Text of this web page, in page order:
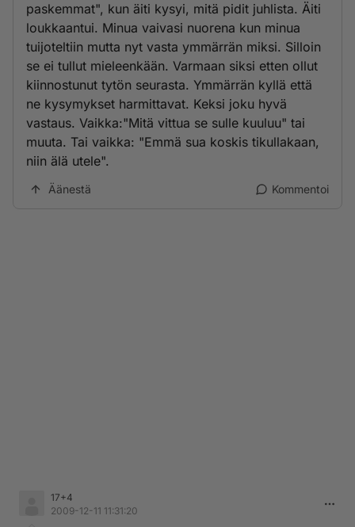
paskemmat", kun äiti kysyi, mitä pidit juhlista. Äiti
loukkaantui. Minua vaivasi nuorena kun minua
tuijoteltiin mutta nyt vasta ymmärrän miksi. Silloin
se ei tullut mieleenkään. Varmaan siksi etten ollut
kiinnostunut tytön seurasta. Ymmärrän kyllä että
ne kysymykset harmittavat. Keksi joku hyvä
vastaus. Vaikka:"Mitä vittua se sulle kuuluu" tai
muuta. Tai vaikka: "Emmä sua koskis tikullakaan,
niin älä utele".
Äänestä Kommentoi
17+4
2009-12-11 11:31:20